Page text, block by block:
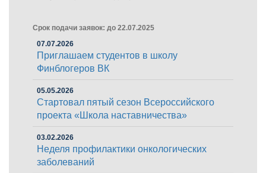
Срок подачи заявок: до 22.07.2025
07.07.2026
Приглашаем студентов в школу
Финблогеров ВК
05.05.2026
Стартовал пятый сезон Всероссийского
проекта «Школа наставничества»
03.02.2026
Неделя профилактики онкологических
заболеваний